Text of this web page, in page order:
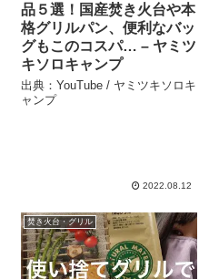
品５選！国産焚き火台や本
格グリルパン、便利なバッ
グもこのコスパ… – ヤミツ
キソロキャンプ
出典：YouTube / ヤミツキソロキ
ャンプ
2022.08.12
焚き火台・グリル